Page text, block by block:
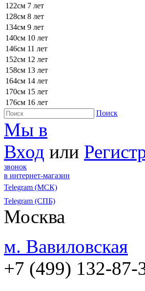
122см 7 лет
128см 8 лет
134см 9 лет
140см 10 лет
146см 11 лет
152см 12 лет
158см 13 лет
164см 14 лет
170см 15 лет
176см 16 лет
Поиск
Мы в
Вход или
звонок
в интернет-магазин
Telegram (МСК)
Telegram (СПБ)
Москва
м. Вавиловская
+7 (499) 132-87-